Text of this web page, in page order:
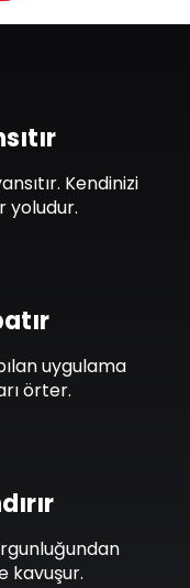
kavuşur.
uygulama
örter.
Kendinizi
yoludur.